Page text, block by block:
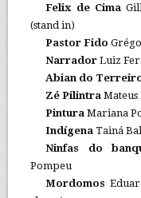
Felix de Cima
(stand in)
Pastor Fido
Narrador Luiz
Abian do
Zé PilintraMateus
PinturaMariana
IndígenaTainá
Ninfas do
Pompeu
Mordomos